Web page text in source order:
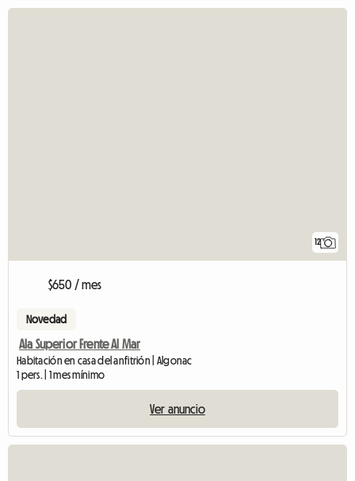
12
$650 / mes
Novedad
Ala Superior Frente Al Mar
Habitación en casa del anfitrión | Algonac
1 pers. | 1 mes mínimo
Ver anuncio